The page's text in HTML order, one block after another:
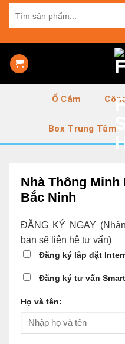
kiếm:
Ổ Cắm
Box Trung Tâm
Nhà Thông Minh
Bắc Ninh
ĐĂNG KÝ NGAY
bạn sẽ liên hệ tư vấn)
Đăng ký lắp đặt
Đăng ký tư vấn
Họ và tên: